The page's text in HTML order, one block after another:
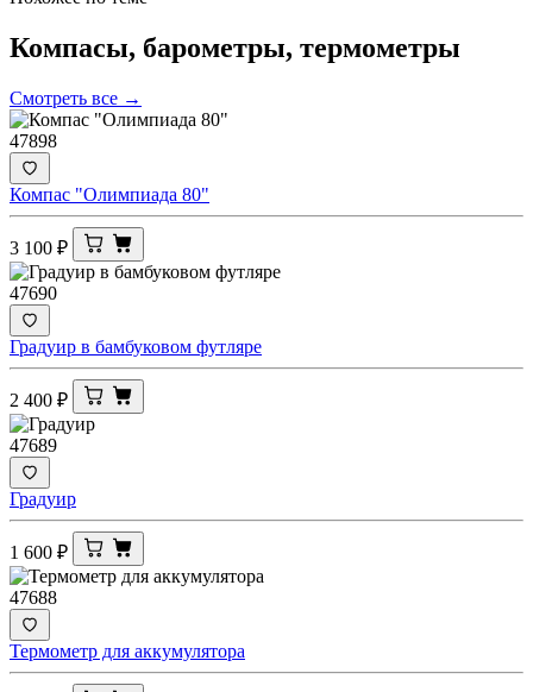
Компасы, барометры, термометры
Смотреть все →
47898
Компас "Олимпиада 80"
3 100 ₽
47690
Градуир в бамбуковом футляре
2 400 ₽
47689
Градуир
1 600 ₽
47688
Термометр для аккумулятора